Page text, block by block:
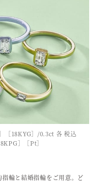
［18KYG］/0.3ct 各 税込
］［Pt］
輪と結婚指輪をご用意。ど